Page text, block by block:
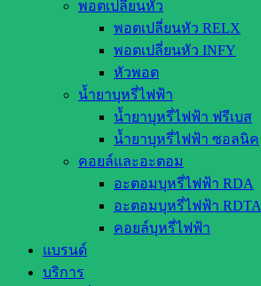
พอตเปลี่ยนหัว
พอตเปลี่ยนหัว RELX
พอตเปลี่ยนหัว INFY
หัวพอต
น้ำยาบุหรี่ไฟฟ้า
น้ำยาบุหรี่ไฟฟ้า ฟรีเบส
น้ำยาบุหรี่ไฟฟ้า ซอลนิค
คอยล์และอะตอม
อะตอมบุหรี่ไฟฟ้า RDA
อะตอมบุหรี่ไฟฟ้า RDTA
คอยล์บุหรี่ไฟฟ้า
แบรนด์
บริการ